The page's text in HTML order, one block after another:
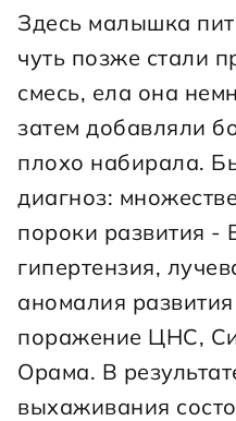
Здесь малышка
чуть позже стали
смесь, ела она
затем добавляли
плохо набирала.
диагноз:
пороки развития -
гипертензия,
аномалия
поражение ЦНС,
Орама. В
выхаживания